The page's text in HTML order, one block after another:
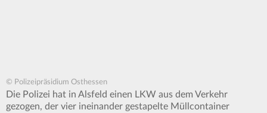
© Polizeipräsidium Osthessen
Die Polizei hat in Alsfeld einen LKW aus dem Verkehr
gezogen, der vier ineinander gestapelte Müllcontainer